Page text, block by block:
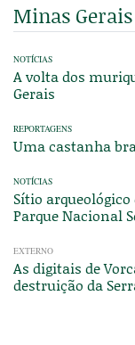
Minas Gerais
NOTÍCIAS
A volta dos
Gerais
REPORTAGENS
Uma castanha
NOTÍCIAS
Sítio
Parque Nacional
EXTERNO
As digitais de
destruição da